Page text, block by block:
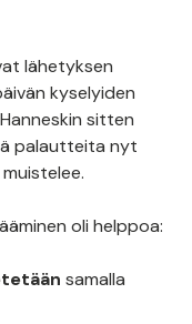
lähetyksen
kyselyiden
sitten
palautteita nyt
oli helppoa:
samalla